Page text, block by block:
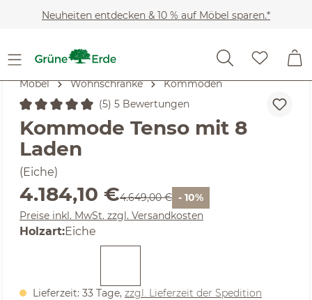
Zum Hauptinhalt springen
Neuheiten entdecken & 10 % auf Möbel sparen.*
Möbel Wohnschränke Kommoden
Durchschnittliche Bewertung von 5 von 5 Sternen
(5) 5 Bewertungen
Kommode Tenso mit 8
Laden
(Eiche)
Verkaufspreis:
4.184,10 €Regulärer Preis:
4.649,00 € - 10%
Preise inkl. MwSt. zzgl. Versandkosten
Holzartauswählen
:Eiche
Lieferzeit: 33 Tage, zzgl. Lieferzeit der Spedition